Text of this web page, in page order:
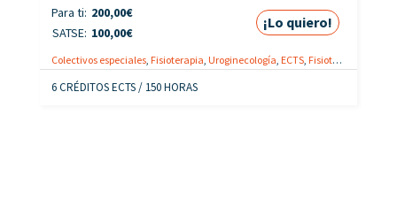
Para ti: 200,00€
SATSE: 100,00€
¡Lo quiero!
Colectivos especiales, Fisioterapia, Uroginecología, ECTS, Fisioterapeutas
6 CRÉDITOS ECTS / 150 HORAS